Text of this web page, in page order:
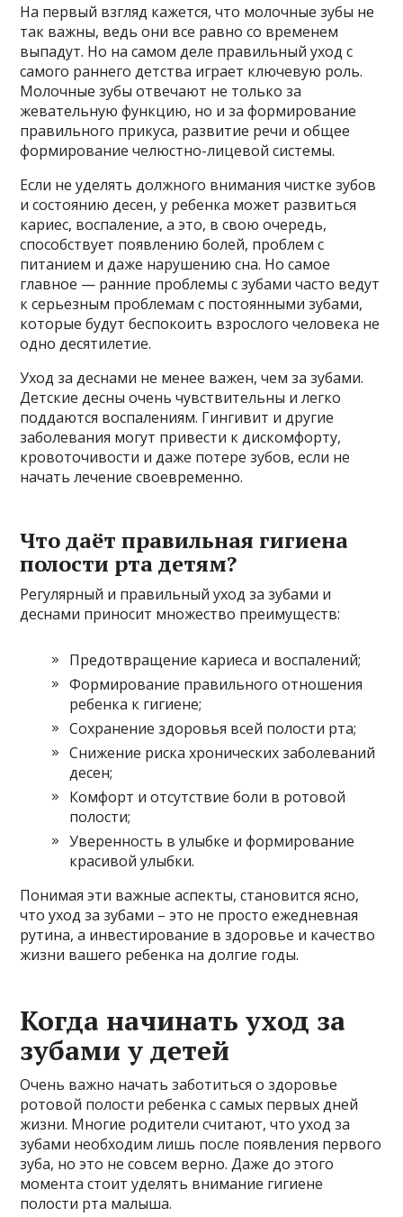
На первый взгляд кажется, что молочные зубы не
так важны, ведь они все равно со временем
выпадут. Но на самом деле правильный уход с
самого раннего детства играет ключевую роль.
Молочные зубы отвечают не только за
жевательную функцию, но и за формирование
правильного прикуса, развитие речи и общее
формирование челюстно-лицевой системы.
Если не уделять должного внимания чистке зубов
и состоянию десен, у ребенка может развиться
кариес, воспаление, а это, в свою очередь,
способствует появлению болей, проблем с
питанием и даже нарушению сна. Но самое
главное — ранние проблемы с зубами часто ведут
к серьезным проблемам с постоянными зубами,
которые будут беспокоить взрослого человека не
одно десятилетие.
Уход за деснами не менее важен, чем за зубами.
Детские десны очень чувствительны и легко
поддаются воспалениям. Гингивит и другие
заболевания могут привести к дискомфорту,
кровоточивости и даже потере зубов, если не
начать лечение своевременно.
Что даёт правильная гигиена
полости рта детям?
Регулярный и правильный уход за зубами и
деснами приносит множество преимуществ:
Предотвращение кариеса и воспалений;
Формирование правильного отношения
ребенка к гигиене;
Сохранение здоровья всей полости рта;
Снижение риска хронических заболеваний
десен;
Комфорт и отсутствие боли в ротовой
полости;
Уверенность в улыбке и формирование
красивой улыбки.
Понимая эти важные аспекты, становится ясно,
что уход за зубами – это не просто ежедневная
рутина, а инвестирование в здоровье и качество
жизни вашего ребенка на долгие годы.
Когда начинать уход за
зубами у детей
Очень важно начать заботиться о здоровье
ротовой полости ребенка с самых первых дней
жизни. Многие родители считают, что уход за
зубами необходим лишь после появления первого
зуба, но это не совсем верно. Даже до этого
момента стоит уделять внимание гигиене
полости рта малыша.